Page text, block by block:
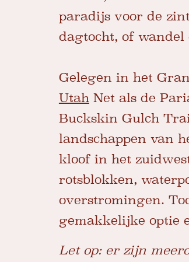
paradijs voor de
dagtocht, of
Gelegen in het
UtahNet als de
Buckskin Gulch
landschappen van
kloof in het
rotsblokken,
overstromingen.
gemakkelijke optie
Let op: er zijn